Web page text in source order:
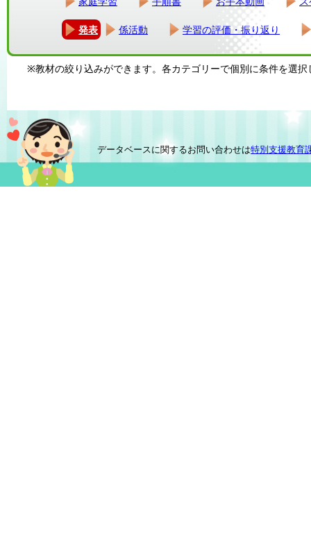
発表 係活動 学習の評価・振り返り
※教材の絞り込みができます。各カテゴリーで個別に条件を選択
データベースに関するお問い合わせは特別支援教育